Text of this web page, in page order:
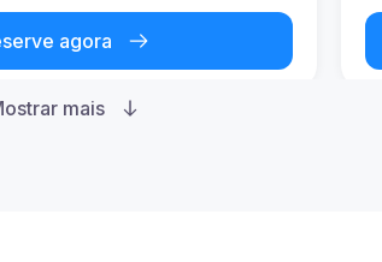
agora
mais